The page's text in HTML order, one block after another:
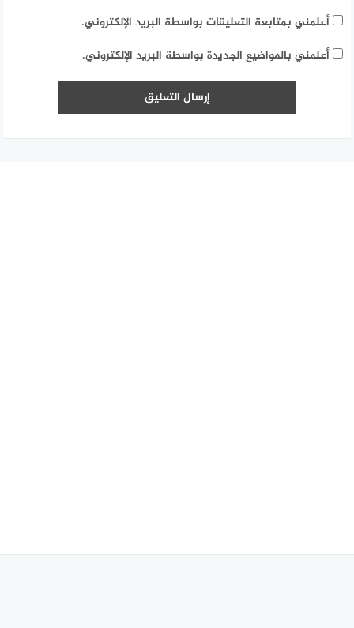
أعلمني بمتابعة التعليقات بواسطة البريد الإلكتروني.
أعلمني بالمواضيع الجديدة بواسطة البريد الإلكتروني.